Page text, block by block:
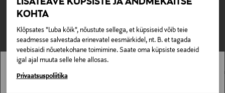
KOHTA
Klõpsates "Luba kõik", nõustute sellega, et küpsiseid võib teie
seadmesse salvestada erinevatel eesmärkidel, nt. B. et tagada
veebisaidi nõuetekohane toimimine. Saate oma küpsiste seadeid
igal ajal muuta selle lehe allosas.
Privaatsuspoliitika
178273947
Materjal
100% parafiin
0,00 € – 4,90 €
TEISED KLIENDID
VAATASID KA
Stockmann pole Sinu riigis saadaval.